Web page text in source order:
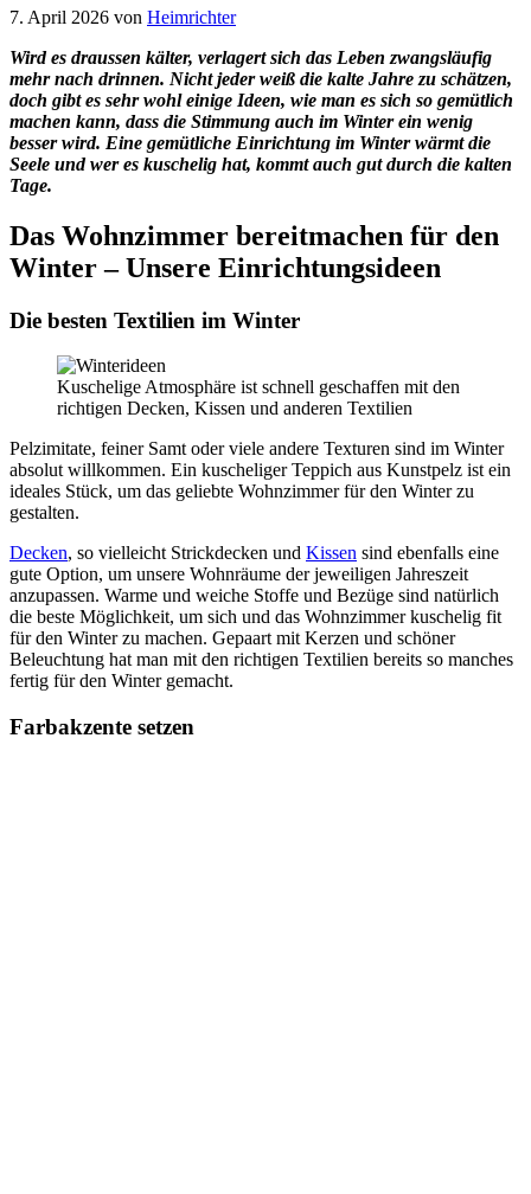
7. April 2026 von Heimrichter
Wird es draussen kälter, verlagert sich das Leben zwangsläufig
mehr nach drinnen. Nicht jeder weiß die kalte Jahre zu schätzen,
doch gibt es sehr wohl einige Ideen, wie man es sich so gemütlich
machen kann, dass die Stimmung auch im Winter ein wenig
besser wird. Eine gemütliche Einrichtung im Winter wärmt die
Seele und wer es kuschelig hat, kommt auch gut durch die kalten
Tage.
Das Wohnzimmer bereitmachen für den
Winter – Unsere Einrichtungsideen
Die besten Textilien im Winter
Kuschelige Atmosphäre ist schnell geschaffen mit den
richtigen Decken, Kissen und anderen Textilien
Pelzimitate, feiner Samt oder viele andere Texturen sind im Winter
absolut willkommen. Ein kuscheliger Teppich aus Kunstpelz ist ein
ideales Stück, um das geliebte Wohnzimmer für den Winter zu
gestalten.
Decken, so vielleicht Strickdecken und Kissen sind ebenfalls eine
gute Option, um unsere Wohnräume der jeweiligen Jahreszeit
anzupassen. Warme und weiche Stoffe und Bezüge sind natürlich
die beste Möglichkeit, um sich und das Wohnzimmer kuschelig fit
für den Winter zu machen. Gepaart mit Kerzen und schöner
Beleuchtung hat man mit den richtigen Textilien bereits so manches
fertig für den Winter gemacht.
Farbakzente setzen